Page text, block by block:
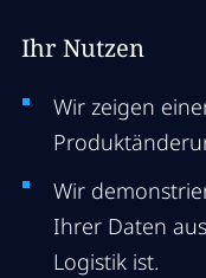
Ihr Nutzen
Wir zeigen
Wir
Ihrer Daten
Logistik ist.